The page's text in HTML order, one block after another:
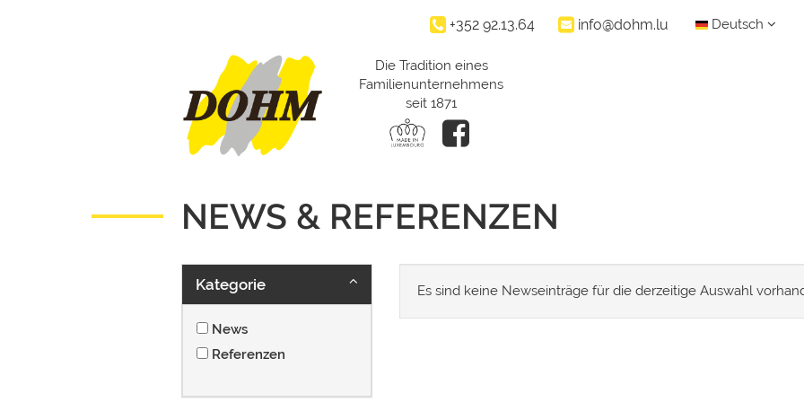
+352 92.13.64 info@dohm.lu Deutsch
Die Tradition eines
Familienunternehmens
seit 1871
NEWS & REFERENZEN
Kategorie
News
Referenzen
Es sind keine Newseinträge für die derzeitige Auswahl